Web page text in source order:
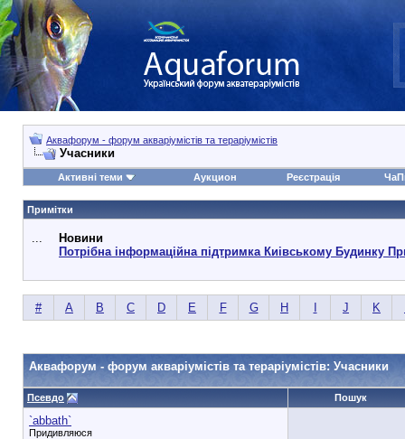
Аквафорум - форум акваріумістів та тераріумістів
Учасники
Активні теми Аукцион Реєстрація
Примітки
...
Новини
Потрібна інформаційна підтримка Киівському Будинку
# A B C D E F G H J K
Аквафорум - форум акваріумістів та тераріумістів: Учасники
Псевдо Пошук
`abbath`
Придивляюся